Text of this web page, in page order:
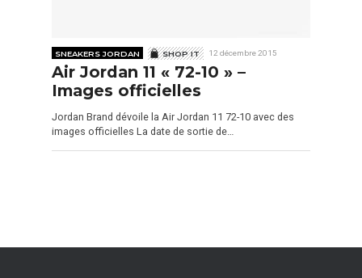
SNEAKERS JORDAN SHOP IT 12 décembre 2015
Air Jordan 11 « 72-10 » –
Images officielles
Jordan Brand dévoile la Air Jordan 11 72-10 avec des
images officielles La date de sortie de…